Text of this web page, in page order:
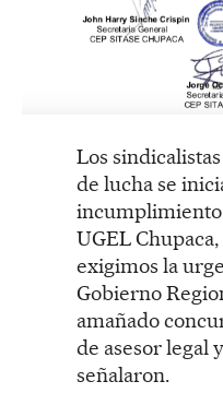
Los
de lucha se
UGEL
exigimos la
Gobierno
amañado
de asesor legal
señalaron.